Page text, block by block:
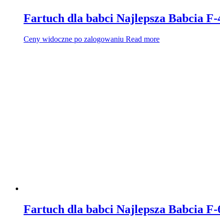
Fartuch dla babci Najlepsza Babcia F-
Ceny widoczne po zalogowaniu Read more
Fartuch dla babci Najlepsza Babcia F-